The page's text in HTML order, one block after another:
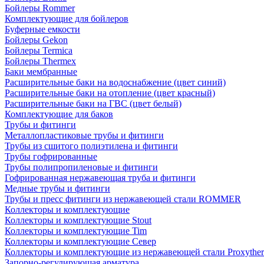
Бойлеры Rommer
Комплектующие для бойлеров
Буферные емкости
Бойлеры Gekon
Бойлеры Termica
Бойлеры Thermex
Баки мембранные
Расширительные баки на водоснабжение (цвет синий)
Расширительные баки на отопление (цвет красный)
Расширительные баки на ГВС (цвет белый)
Комплектующие для баков
Трубы и фитинги
Металлопластиковые трубы и фитинги
Трубы из сшитого полиэтилена и фитинги
Трубы гофрированные
Трубы полипропиленовые и фитинги
Гофрированная нержавеющая труба и фитинги
Медные трубы и фитинги
Трубы и пресс фитинги из нержавеющей стали ROMMER
Коллекторы и комплектующие
Коллекторы и комплектующие Stout
Коллекторы и комплектующие Tim
Коллекторы и комплектующие Север
Коллекторы и комплектующие из нержавеющей стали